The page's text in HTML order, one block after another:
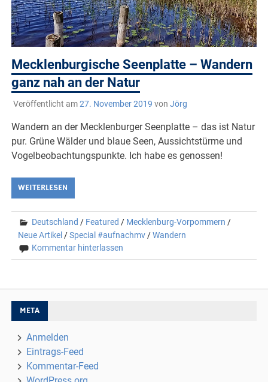
Mecklenburgische Seenplatte – Wandern
ganz nah an der Natur
Veröffentlicht am27. November 2019 von Jörg
Wandern an der Mecklenburger Seenplatte – das ist Natur
pur. Grüne Wälder und blaue Seen, Aussichtstürme und
Vogelbeobachtungspunkte. Ich habe es genossen!
WEITERLESEN
Deutschland / Featured / Mecklenburg-Vorpommern /
Neue Artikel /Special #aufnachmv /Wandern
Kommentar hinterlassen
META
Anmelden
Eintrags-Feed
Kommentar-Feed